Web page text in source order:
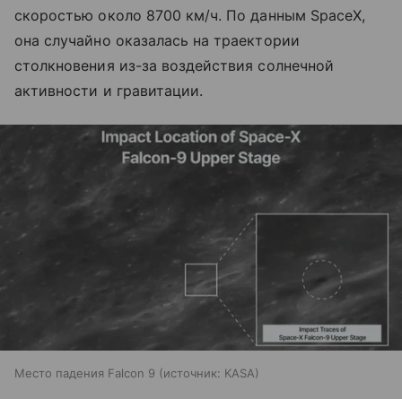
скоростью около 8700 км/ч. По данным SpaceX,
она случайно оказалась на траектории
столкновения из-за воздействия солнечной
активности и гравитации.
Место падения Falcon 9 источник: KASA